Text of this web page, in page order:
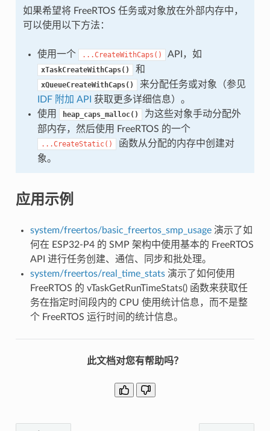
如果希望将 FreeRTOS 任务或对象放在外部内存中，
可以使用以下方法：
使用一个 ...CreateWithCaps() API，如
xTaskCreateWithCaps() 和
xQueueCreateWithCaps()
来分配任务或对象（参见
IDF 附加 API 获取更多详细信息）。
使用
heap_caps_malloc()
为这些对象手动分配外
部内存，然后使用 FreeRTOS 的一个
...CreateStatic()
函数从分配的内存中创建对
象。
应用示例
system/freertos/basic_freertos_smp_usage演示了如
何在 ESP32-P4 的 SMP 架构中使用基本的 FreeRTOS
API 进行任务创建、通信、同步和批处理。
system/freertos/real_time_stats演示了如何使用
FreeRTOS 的 vTaskGetRunTimeStats() 函数来获取任
务在指定时间段内的 CPU 使用统计信息，而不是整
个 FreeRTOS 运行时间的统计信息。
此文档对您有帮助吗？